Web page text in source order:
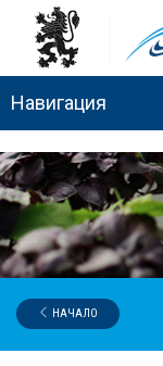
Навигация
НАЧАЛО